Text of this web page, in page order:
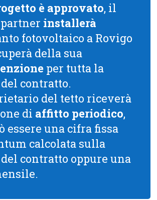
è approvato, il
installerà
fotovoltaico a Rovigo
della sua
per tutta la
contratto.
del tetto riceverà
di affitto periodico,
essere una cifra fissa
calcolata sulla
contratto oppure una